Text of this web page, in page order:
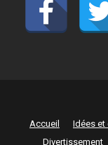
Accueil Idées et
Divertissement